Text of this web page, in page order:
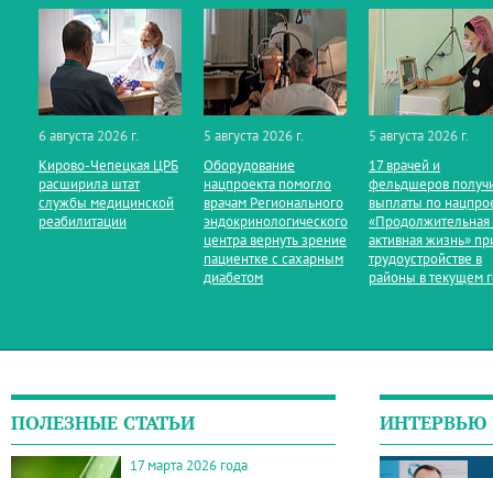
6 августа 2026 г.
Кирово‑Чепецкая ЦРБ
расширила штат
службы медицинской
реабилитации
5 августа 2026 г.
Оборудование
нацпроекта помогло
врачам Регионального
эндокринологического
центра вернуть зрение
пациентке с сахарным
диабетом
5 августа 2026 г.
17 врачей и
фельдшеров
выплаты по
«Продолжительная
активная жизнь»
трудоустройстве в
районы в текущем
ПОЛЕЗНЫЕ СТАТЬИ
17 марта 2026 года
ИНТЕРВЬЮ